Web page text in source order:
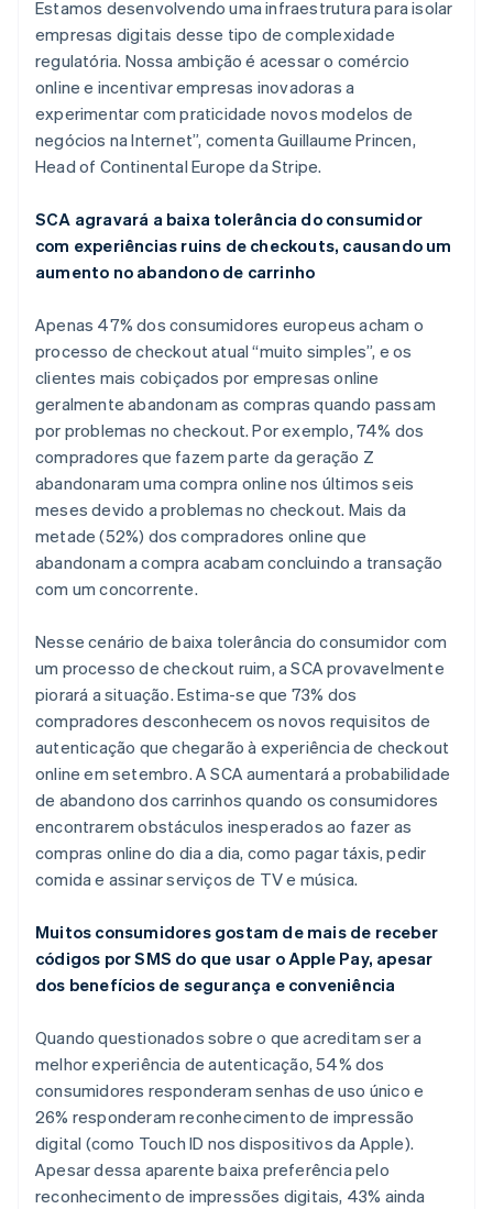
Estamos desenvolvendo uma infraestrutura para isolar
empresas digitais desse tipo de complexidade
regulatória. Nossa ambição é acessar o comércio
online e incentivar empresas inovadoras a
experimentar com praticidade novos modelos de
negócios na Internet”, comenta Guillaume Princen,
Head of Continental Europe da Stripe.
SCA agravará a baixa tolerância do consumidor
com experiências ruins de checkouts, causando um
aumento no abandono de carrinho
Apenas 47% dos consumidores europeus acham o
processo de checkout atual “muito simples”, e os
clientes mais cobiçados por empresas online
geralmente abandonam as compras quando passam
por problemas no checkout. Por exemplo, 74% dos
compradores que fazem parte da geração Z
abandonaram uma compra online nos últimos seis
meses devido a problemas no checkout. Mais da
metade (52%) dos compradores online que
abandonam a compra acabam concluindo a transação
com um concorrente.
Nesse cenário de baixa tolerância do consumidor com
um processo de checkout ruim, a SCA provavelmente
piorará a situação. Estima-se que 73% dos
compradores desconhecem os novos requisitos de
autenticação que chegarão à experiência de checkout
online em setembro. A SCA aumentará a probabilidade
de abandono dos carrinhos quando os consumidores
encontrarem obstáculos inesperados ao fazer as
compras online do dia a dia, como pagar táxis, pedir
comida e assinar serviços de TV e música.
Muitos consumidores gostam de mais de receber
códigos por SMS do que usar o Apple Pay, apesar
dos benefícios de segurança e conveniência
Quando questionados sobre o que acreditam ser a
melhor experiência de autenticação, 54% dos
consumidores responderam senhas de uso único e
26% responderam reconhecimento de impressão
digital (como Touch ID nos dispositivos da Apple).
Apesar dessa aparente baixa preferência pelo
reconhecimento de impressões digitais, 43% ainda
Eslováquia
English
Eslovênia
English Italiano
Espanha
EspañolEnglish
Estados Unidos
EnglishEspañol简体中文
English
Finlândia
English Svenska
França
Gibraltar
English
Grécia
English
Hungria
English
Índia
English
Irlanda
English
Itália
Italiano English
Japão
Letônia
English
Liechtenstein
DeutschEnglish
Lituânia
English
Luxemburgo
FrançaisDeutsch English
Malásia
English 简体中文
Malta
English
EspañolEnglish
Noruega
English
Nova Zelândia
Países Baixos
Nederlands English
Polônia
English
Portugal
Português English
RAE de Hong Kong, China
English简体中文